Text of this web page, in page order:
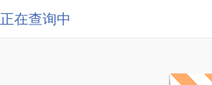
正在查询中